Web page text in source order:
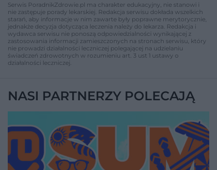
Serwis PoradnikZdrowie.pl ma charakter edukacyjny, nie stanowi i
nie zastępuje porady lekarskiej. Redakcja serwisu dokłada wszelkich
starań, aby informacje w nim zawarte były poprawne merytorycznie,
jednakże decyzja dotycząca leczenia należy do lekarza. Redakcja i
wydawca serwisu nie ponoszą odpowiedzialności wynikającej z
zastosowania informacji zamieszczonych na stronach serwisu, który
nie prowadzi działalności leczniczej polegającej na udzielaniu
świadczeń zdrowotnych w rozumieniu art. 3 ust 1 ustawy o
działalności leczniczej.
NASI PARTNERZY POLECAJĄ